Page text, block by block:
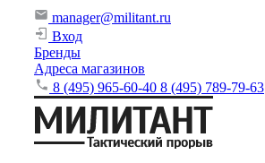
manager@militant.ru
Вход
Бренды
Адреса магазинов
8 (495) 965-60-40 8 (495) 789-79-63